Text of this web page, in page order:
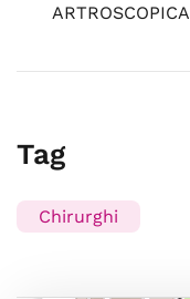
ARTROSCOPICA
Tag
Chirurghi